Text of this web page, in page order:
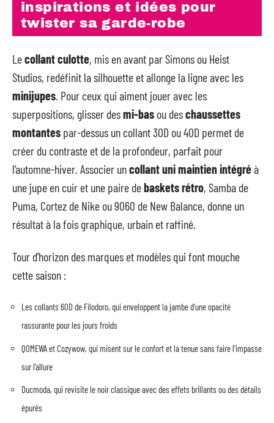
inspirations et idées pour
twister sa garde-robe
Lecollant culotte, mis en avant par Simons ou Heist
Studios, redéfinit la silhouette et allonge la ligne avec les
minijupes. Pour ceux qui aiment jouer avec les
superpositions, glisser desmi-bas ou deschaussettes
montantes par-dessus un collant 30D ou 40D permet de
créer du contraste et de la profondeur, parfait pour
l’automne-hiver. Associer uncollant uni maintien intégréà
une jupe en cuir et une paire debaskets rétro, Samba de
Puma, Cortez de Nike ou 9060 de New Balance, donne un
résultat à la fois graphique, urbain et raffiné.
Tour d’horizon des marques et modèles qui font mouche
cette saison :
Les collants 60D de Filodoro, qui enveloppent la jambe d’une opacité
rassurante pour les jours froids
QOMEWA et Cozywow, qui misent sur le confort et la tenue sans faire l’impasse
sur l’allure
Ducmoda, qui revisite le noir classique avec des effets brillants ou des détails
épurés